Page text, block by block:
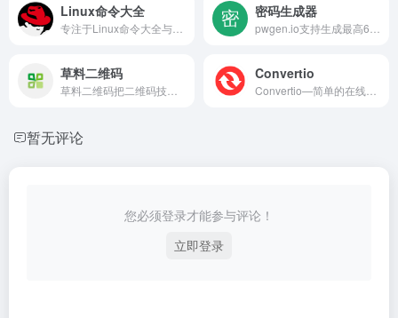
Linux命令大全 密码生成器
草料二维码 Convertio
暂无评论
您必须登录才能参与评论！
立即登录